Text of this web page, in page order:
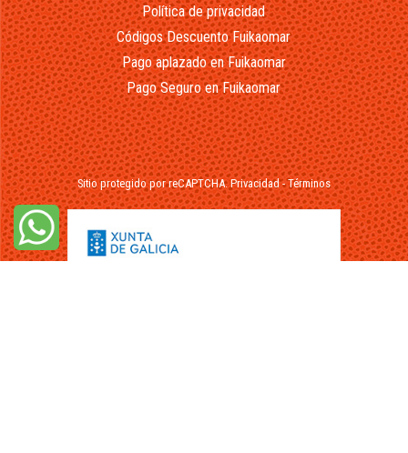
Política de privacidad
Códigos Descuento Fuikaomar
Pago aplazado en Fuikaomar
Pago Seguro en Fuikaomar
Sitio protegido por reCAPTCHA.Privacidad-Términos